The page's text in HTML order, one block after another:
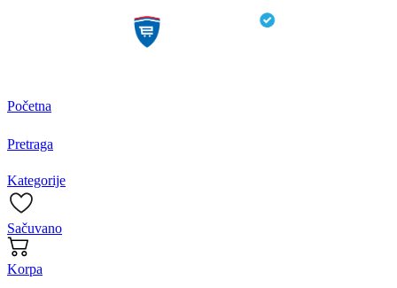
Početna
Pretraga
Kategorije
Sačuvano
Korpa